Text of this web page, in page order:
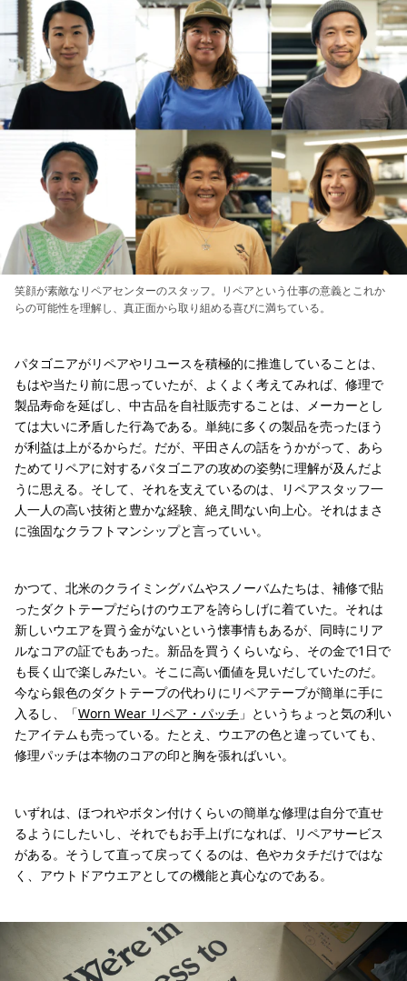
笑顔が素敵なリペアセンターのスタッフ。リペアという仕事の意義とこれか
らの可能性を理解し、真正面から取り組める喜びに満ちている。
パタゴニアがリペアやリユースを積極的に推進していることは、
もはや当たり前に思っていたが、よくよく考えてみれば、修理で
製品寿命を延ばし、中古品を自社販売することは、メーカーとし
ては大いに矛盾した行為である。単純に多くの製品を売ったほう
が利益は上がるからだ。だが、平田さんの話をうかがって、あら
ためてリペアに対するパタゴニアの攻めの姿勢に理解が及んだよ
うに思える。そして、それを支えているのは、リペアスタッフ一
人一人の高い技術と豊かな経験、絶え間ない向上心。それはまさ
に強固なクラフトマンシップと言っていい。
かつて、北米のクライミングバムやスノーバムたちは、補修で貼
ったダクトテープだらけのウエアを誇らしげに着ていた。それは
新しいウエアを買う金がないという懐事情もあるが、同時にリア
ルなコアの証でもあった。新品を買うくらいなら、その金で1日で
も長く山で楽しみたい。そこに高い価値を見いだしていたのだ。
今なら銀色のダクトテープの代わりにリペアテープが簡単に手に
入るし、「Worn Wear リペア・パッチ 」というちょっと気の利い
たアイテムも売っている。たとえ、ウエアの色と違っていても、
修理パッチは本物のコアの印と胸を張ればいい。
いずれは、ほつれやボタン付けくらいの簡単な修理は自分で直せ
るようにしたいし、それでもお手上げになれば、リペアサービス
がある。そうして直って戻ってくるのは、色やカタチだけではな
く、アウトドアウエアとしての機能と真心なのである。